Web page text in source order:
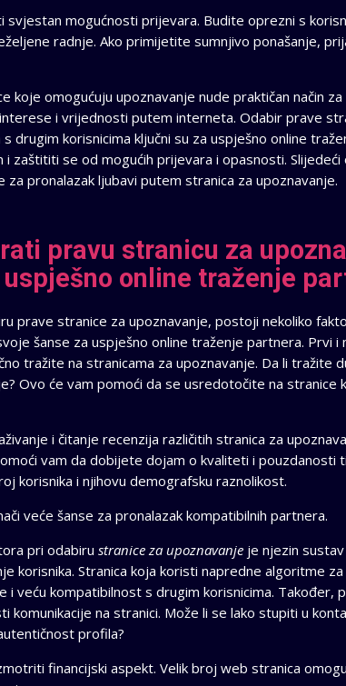
svjestan mogućnosti prijevara. Budite oprezni s
radnje. Ako primijetite sumnjivo ponašanje,
koje omogućuju upoznavanje nude praktičan način
i vrijednosti putem interneta. Odabir prave
s drugim korisnicima ključni su za uspješno online
i zaštititi se od mogućih prijevara i opasnosti.
za pronalazak ljubavi putem stranica za upoznavanje.
pravu stranicu za
online traženje
prave stranice za upoznavanje, postoji nekoliko
šanse za uspješno online traženje partnera. Prvi
tražite na stranicama za upoznavanje. Da li tražite
Ovo će vam pomoći da se usredotočite na stranice
i čitanje recenzija različitih stranica za
vam da dobijete dojam o kvaliteti i pouzdanosti
korisnika i njihovu demografsku raznolikost.
veće šanse za pronalazak kompatibilnih partnera.
pri odabirustranice za upoznavanje je njezin
korisnika. Stranica koja koristi napredne algoritme
i veću kompatibilnost s drugim korisnicima. Također,
komunikacije na stranici. Može li se lako stupiti u
profila?
financijski aspekt. Velik broj web stranica